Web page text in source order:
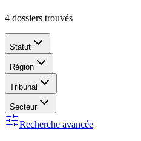
4 dossiers trouvés
Statut
Région
Tribunal
Secteur
Recherche avancée